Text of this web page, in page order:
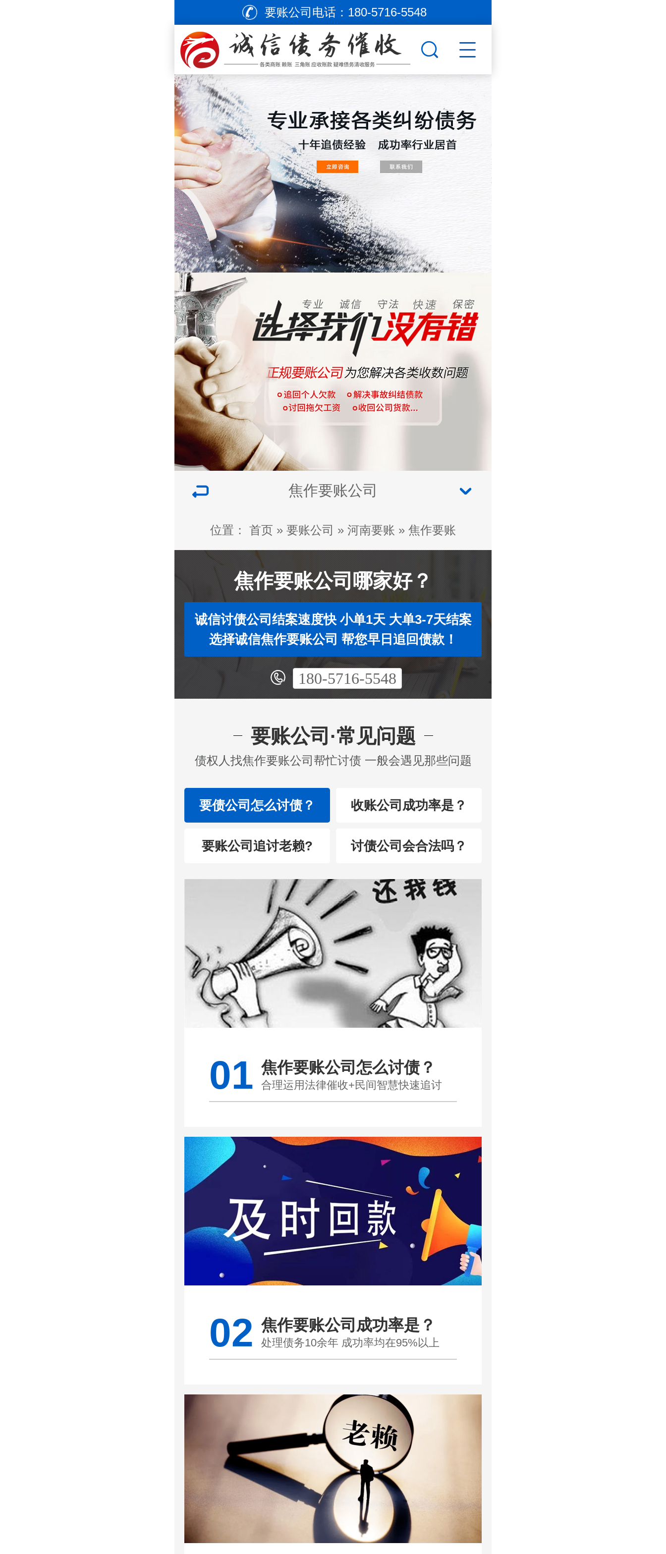
要账公司电话： 180-5716-5548
焦作要账公司
位置： 首页 » 要账公司 » 河南要账 » 焦作要账
焦作要账公司哪家好？
诚信讨债公司结案速度快 小单1天 大单3-7天结案
选择诚信焦作要账公司 帮您早日追回债款！
180-5716-5548
要账公司·常见问题
债权人找焦作要账公司帮忙讨债 一般会遇见那些问题
要债公司怎么讨债？ 收账公司成功率是？
要账公司追讨老赖? 讨债公司会合法吗？
01 焦作要账公司怎么讨债？
合理运用法律催收+民间智慧快速追讨
02 焦作要账公司成功率是？
处理债务10余年 成功率均在95%以上